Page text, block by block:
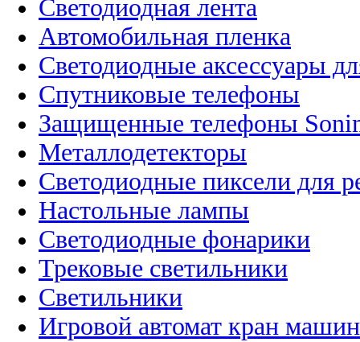
Светодиодная лента
Автомобильная пленка
Светодиодные аксессуары
Спутниковые телефоны
Защищенные телефоны
Металлодетекторы
Светодиодные пиксели для
Настольные лампы
Светодиодные фонарики
Трековые светильники
Светильники
Игровой автомат кран